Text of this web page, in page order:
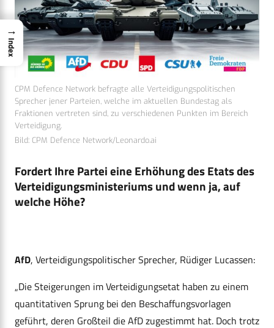
CPM Defence Network befragte alle Verteidigungspolitischen
Sprecher jener Parteien, welche im aktuellen Bundestag als
Fraktionen vertreten sind, zu verschiedenen Punkten im Bereich
Verteidigung.
Bild: CPM Defence Network/Leonardo.ai
Fordert Ihre Partei eine Erhöhung des Etats des
Verteidigungsministeriums und wenn ja, auf
welche Höhe?
AfD, Verteidigungspolitischer Sprecher, Rüdiger Lucassen:
„Die Steigerungen im Verteidigungsetat haben zu einem
quantitativen Sprung bei den Beschaffungsvorlagen
geführt, deren Großteil die AfD zugestimmt hat. Doch trotz
→
Index